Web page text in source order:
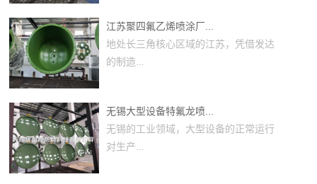
江苏聚四氟乙烯喷涂厂...
地处长三角核心区域的江苏，凭借发达
的制造...
无锡大型设备特氟龙喷...
无锡的工业领域，大型设备的正常运行
对生产...